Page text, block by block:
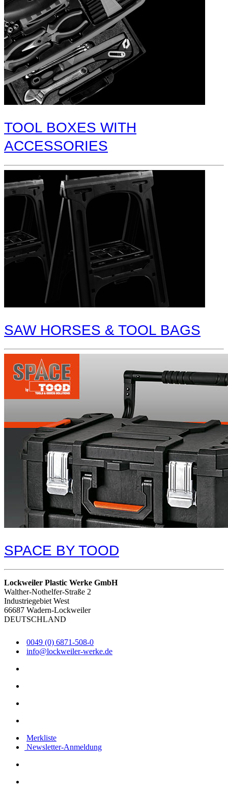
TOOL BOXES WITH
ACCESSORIES
SAW HORSES & TOOL BAGS
SPACE BY TOOD
Lockweiler Plastic Werke GmbH
Walther-Nothelfer-Straße 2
Industriegebiet West
66687 Wadern-Lockweiler
DEUTSCHLAND
0049 (0) 6871-508-0
info@lockweiler-werke.de
Merkliste
Newsletter-Anmeldung